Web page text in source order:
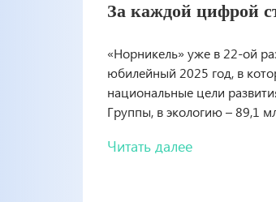
За каждой цифрой
«Норникель» уже в 22-ой
юбилейный 2025 год, в
национальные цели
Группы, в экологию – 89,1
Читать далее